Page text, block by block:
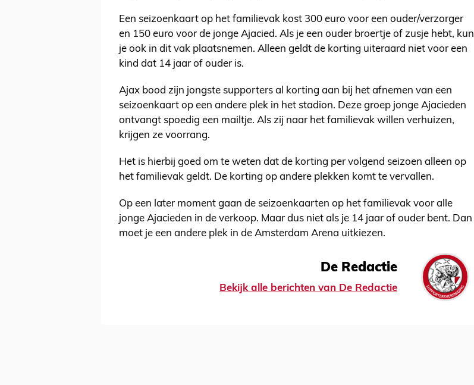
Een seizoenkaart op het familievak kost 300 euro voor een ouder/verzorger
en 150 euro voor de jonge Ajacied. Als je een ouder broertje of zusje hebt, kun
je ook in dit vak plaatsnemen. Alleen geldt de korting uiteraard niet voor een
kind dat 14 jaar of ouder is.
Ajax bood zijn jongste supporters al korting aan bij het afnemen van een
seizoenkaart op een andere plek in het stadion. Deze groep jonge Ajacieden
ontvangt spoedig een mailtje. Als zij naar het familievak willen verhuizen,
krijgen ze voorrang.
Het is hierbij goed om te weten dat de korting per volgend seizoen alleen op
het familievak geldt. De korting op andere plekken komt te vervallen.
Op een later moment gaan de seizoenkaarten op het familievak voor alle
jonge Ajacieden in de verkoop. Maar dus niet als je 14 jaar of ouder bent. Dan
moet je een andere plek in de Amsterdam Arena uitkiezen.
De Redactie
Bekijk alle berichten van De Redactie